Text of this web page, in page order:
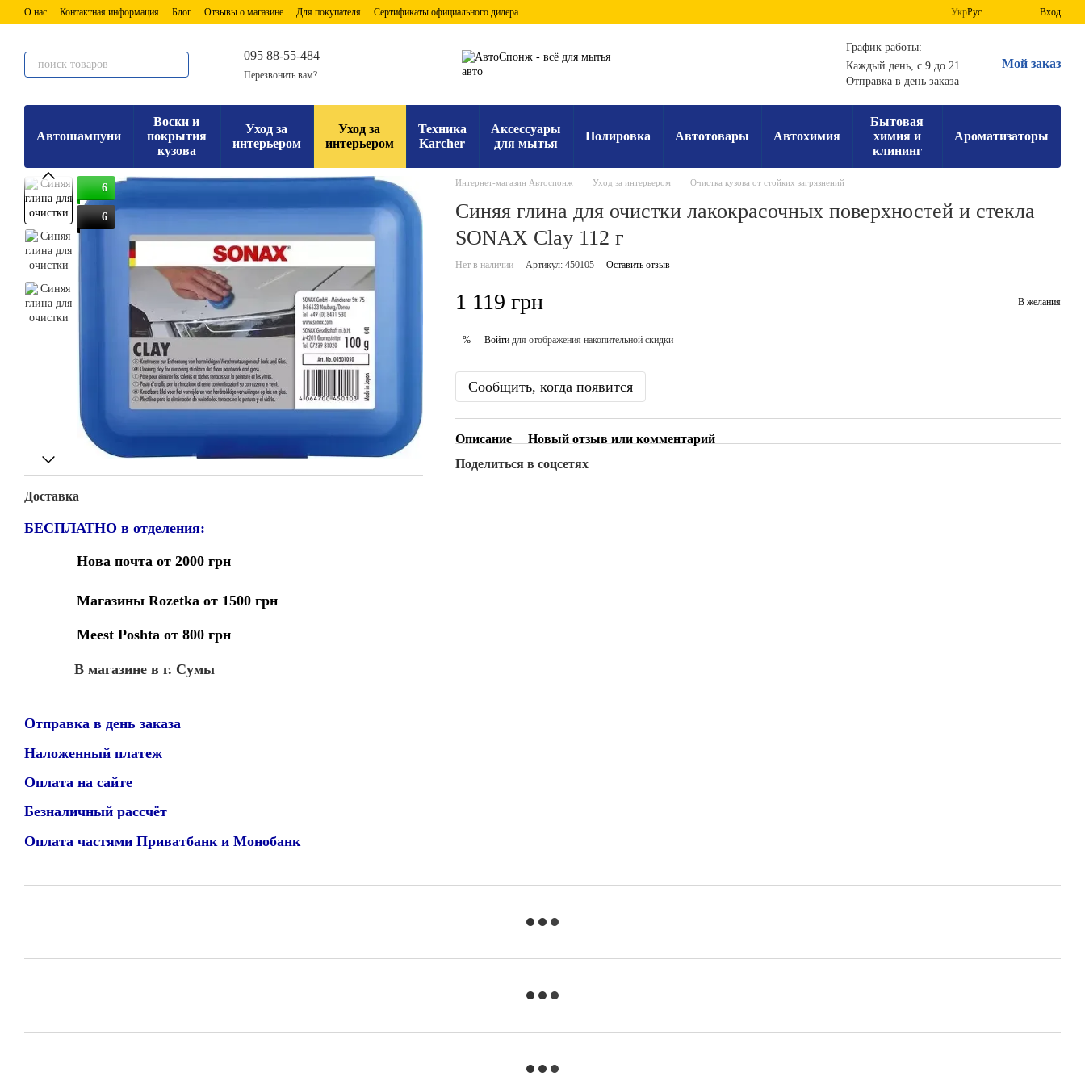
Перейти к основному контенту
О нас Контактная информация Блог Отзывы о магазине Для покупателя Сертификаты официального дилера УкрРус Вход
095 88-55-484
Перезвонить вам?
График работы:
Каждый день, с 9 до 21
Отправка в день заказа
Мой заказ
Автошампуни
Воски и
покрытия
кузова
Уход за
интерьером
Уход за
интерьером
Техника
Karcher
Аксессуары
для мытья
Полировка Автотовары Автохимия
Бытовая
химия и
клининг
Ароматизаторы
6
6
Доставка
БЕСПЛАТНО в отделения:
Нова почта от 2000 грн
Магазины Rozetka от 1500 грн
Meest Poshta от 800 грн
В магазине в г. Сумы
Отправка в день заказа
Наложенный платеж
Оплата на сайте
Безналичный рассчёт
Оплата частями Приватбанк и Монобанк
Интернет-магазин Автоспонж Уход за интерьером Очистка кузова от стойких загрязнений
Синяя глина для очистки лакокрасочных поверхностей и стекла
SONAX Clay 112 г
Нет в наличии Артикул: 450105 Оставить отзыв
1 119 грн В желания
% Войтидля отображения накопительной скидки
Сообщить, когда появится
Описание
Новый отзыв или комментарий
Поделиться в соцсетях